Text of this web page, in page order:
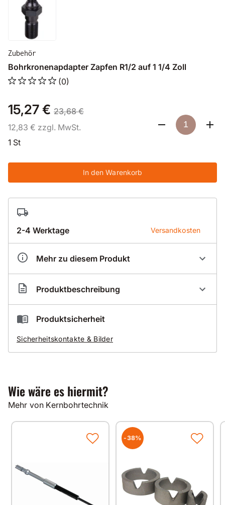
Zubehör
Bohrkronenapdapter Zapfen R1/2 auf 1 1/4 Zoll
(0)
15,27 € 23,68 €
12,83 € zzgl. MwSt.
1 St
In den Warenkorb
2-4 Werktage Versandkosten
Mehr zu diesem Produkt
Artikelnummer BZ10360
Produktbeschreibung
Zapfen R1/2 auf 1 1/4 Zoll
Zapfen - Zapfen
Produktsicherheit
Sicherheitskontakte & Bilder
Wie wäre es hiermit?
Mehr von Kernbohrtechnik
-38%